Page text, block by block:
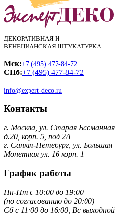
ДЕКОРАТИВНАЯ И
ВЕНЕЦИАНСКАЯ ШТУКАТУРКА
Мск:+7 (495) 477-84-72
СПб:+7 (495) 477-84-72
info@expert-deco.ru
Контакты
г. Москва, ул. Старая Басманная
д.20, корп. 5, под 2А
г. Санкт-Петебург, ул. Большая
Монетная ул. 16 корп. 1
График работы
Пн-Пт с 10:00 до 19:00
(по согласованию до 20:00)
Сб с 11:00 до 16:00, Вс выходной